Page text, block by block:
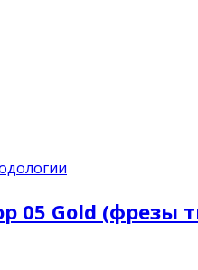
05 Gold (фрезы